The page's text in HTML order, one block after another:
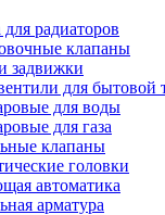
радиаторов
клапаны
задвижки
для бытовой
для воды
для газа
клапаны
головки
автоматика
арматура